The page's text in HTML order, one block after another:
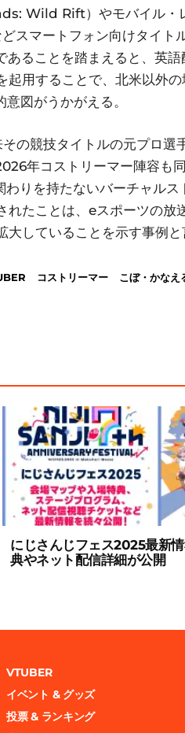
Wild Rift）やモバイル・
マートフォン向けタイト
ることを踏まえると、英語
起用することで、北米以外
図がうかがえる。
の競技タイトルの元プロ選
年コストリーマー陣容も
りを持たないバーチャルス
たことは、eスポーツの放
していることを示す事例と
コストリーマー こぼ・かなえ
にじさんじフェス2025最新
典やネット配信詳細が公開
VTUBER
イベント & グッズ
投票 & ランキング